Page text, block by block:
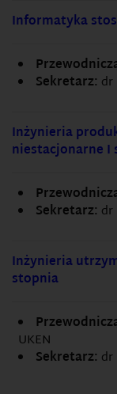
Informatyka
Sekretarz: dr
Inżynieria
niestacjonarne I
Sekretarz: dr
Inżynieria
stopnia
UKEN
Sekretarz: dr